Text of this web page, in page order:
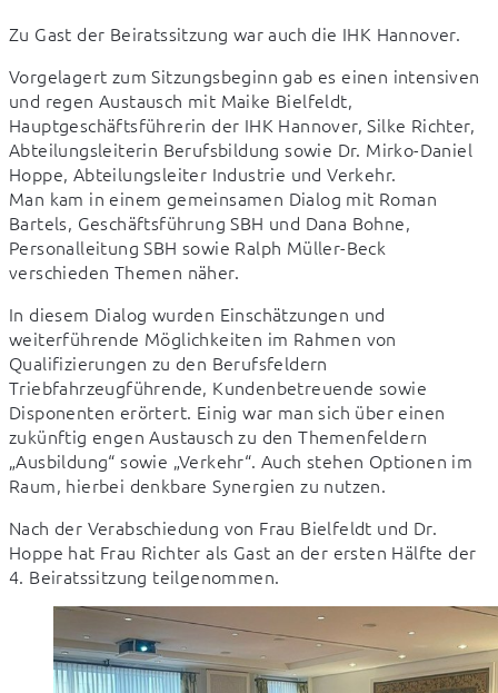
Zu Gast der Beiratssitzung war auch die IHK Hannover.
Vorgelagert zum Sitzungsbeginn gab es einen intensiven
und regen Austausch mit Maike Bielfeldt,
Hauptgeschäftsführerin der IHK Hannover, Silke Richter,
Abteilungsleiterin Berufsbildung sowie Dr. Mirko-Daniel
Hoppe, Abteilungsleiter Industrie und Verkehr.
Man kam in einem gemeinsamen Dialog mit Roman
Bartels, Geschäftsführung SBH und Dana Bohne,
Personalleitung SBH sowie Ralph Müller-Beck
verschieden Themen näher.
In diesem Dialog wurden Einschätzungen und
weiterführende Möglichkeiten im Rahmen von
Qualifizierungen zu den Berufsfeldern
Triebfahrzeugführende, Kundenbetreuende sowie
Disponenten erörtert. Einig war man sich über einen
zukünftig engen Austausch zu den Themenfeldern
„Ausbildung“ sowie „Verkehr“. Auch stehen Optionen im
Raum, hierbei denkbare Synergien zu nutzen.
Nach der Verabschiedung von Frau Bielfeldt und Dr.
Hoppe hat Frau Richter als Gast an der ersten Hälfte der
4. Beiratssitzung teilgenommen.